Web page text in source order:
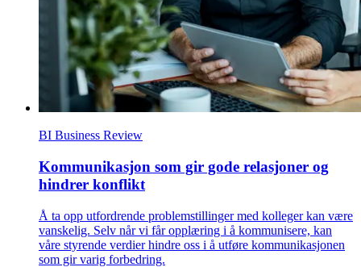
BI Business Review
Kommunikasjon som gir gode relasjoner og
hindrer konflikt
Å ta opp utfordrende problemstillinger med kolleger kan være
vanskelig. Selv når vi får opplæring i å kommunisere, kan
våre styrende verdier hindre oss i å utføre kommunikasjonen
som gir varig forbedring.